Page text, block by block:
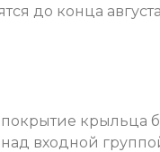
до конца
крыльца
входной